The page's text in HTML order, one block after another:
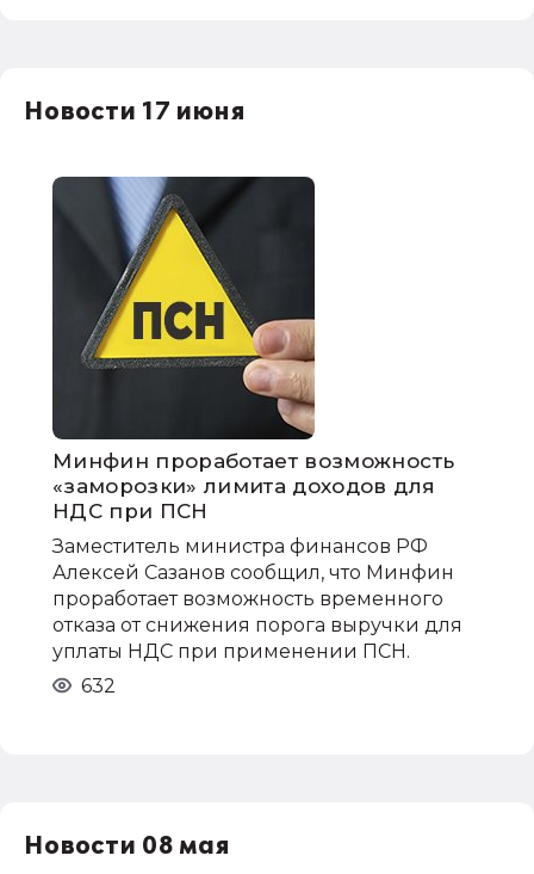
Новости 17 июня
Минфин проработает возможность
«заморозки» лимита доходов для
НДС при ПСН
Заместитель министра финансов РФ
Алексей Сазанов сообщил, что Минфин
проработает возможность временного
отказа от снижения порога выручки для
уплаты НДС при применении ПСН.
632
Новости 08 мая